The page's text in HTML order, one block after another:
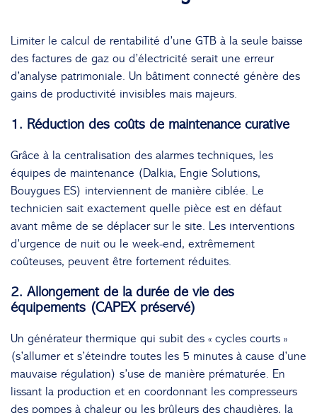
Limiter le calcul de rentabilité d’une GTB à la seule baisse
des factures de gaz ou d’électricité serait une erreur
d’analyse patrimoniale. Un bâtiment connecté génère des
gains de productivité invisibles mais majeurs.
1. Réduction des coûts de maintenance curative
Grâce à la centralisation des alarmes techniques, les
équipes de maintenance (Dalkia, Engie Solutions,
Bouygues ES) interviennent de manière ciblée. Le
technicien sait exactement quelle pièce est en défaut
avant même de se déplacer sur le site. Les interventions
d’urgence de nuit ou le week-end, extrêmement
coûteuses, peuvent être fortement réduites.
2. Allongement de la durée de vie des
équipements (CAPEX préservé)
Un générateur thermique qui subit des « cycles courts »
(s’allumer et s’éteindre toutes les 5 minutes à cause d’une
mauvaise régulation) s’use de manière prématurée. En
lissant la production et en coordonnant les compresseurs
des pompes à chaleur ou les brûleurs des chaudières, la